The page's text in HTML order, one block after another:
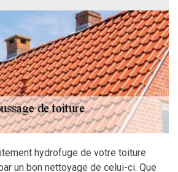
hydrofuge de votre toiture
un bon nettoyage de celui-ci. Que